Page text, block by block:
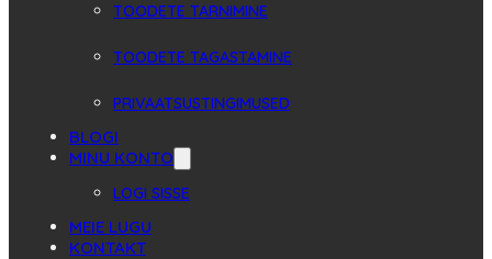
TOODETE TARNIMINE
TOODETE TAGASTAMINE
PRIVAATSUSTINGIMUSED
BLOGI
MINU KONTO
LOGI SISSE
MEIE LUGU
KONTAKT